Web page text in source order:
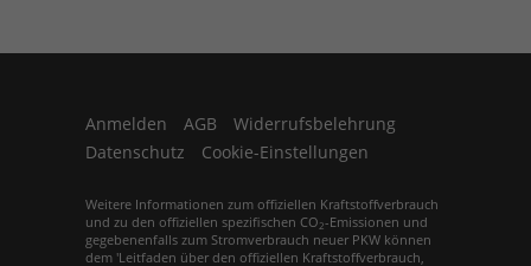
Anmelden AGB
Widerrufsbelehrung
Datenschutz
Cookie-Einstellungen
Weitere Informationen zum offiziellen Kraftstoffverbrauch
und zu den offiziellen spezifischen CO 2-Emissionen und
gegebenenfalls zum Stromverbrauch neuer PKW können
dem 'Leitfaden über den offiziellen Kraftstoffverbrauch,